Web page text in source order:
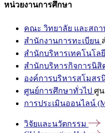
หน่วยงานการศึกษา
คณะ วิทยาลัย และสถ
สำนักงานการทะเบียน
สำนักบริหารเทคโนโล
สำนักบริหารกิจการนิสิ
องค์การบริหารสโมสร
ศูนย์การศึกษาทั่วไป ศู
การประเมินออนไลน์
วิจัยและนวัตกรรม